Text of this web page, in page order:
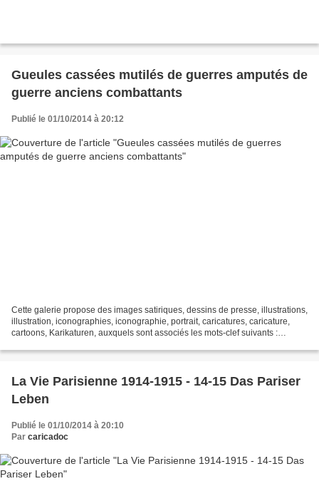
Gueules cassées mutilés de guerres amputés de
guerre anciens combattants
Publié le 01/10/2014 à 20:12
Cette galerie propose des images satiriques, dessins de presse, illustrations,
illustration, iconographies, iconographie, portrait, caricatures, caricature,
cartoons, Karikaturen, auxquels sont associés les mots-clef suivants :
La Vie Parisienne 1914-1915 - 14-15 Das Pariser
Leben
Publié le 01/10/2014 à 20:10
Par caricadoc